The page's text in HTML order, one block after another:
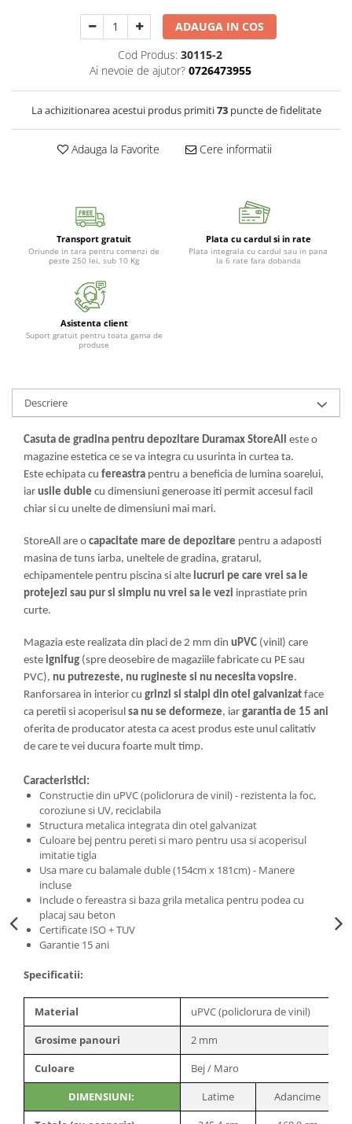
Accesorii minipiscine
Intretinere minipiscine
Gratare carbune
Gratare gaz
Afumatoare
Accesorii
Curatare si intretinere
Ustensile
Huse
Plite, grile si tavi
UNELTE GRADINA
Unelte de sapat
Cazmale
Burghie
Scule de mana mari
Greble
Sapaligi
Scule de mana mici
Plantatoare
Sapaligi mici
Cazmale mici
Foarfece
Universale
Ramuri groase
Gazon si iarba
Telescopice
Accesorii foarfece
Topoare si fierastraie
Topoare
Fierastraie
Cosoare
Accesorii topoare si fierastraie
Iarba si gazon
Masini de tuns iarba
Accesorii si piese unelte gradina
Protectie
Piese schimb unelte gradina
Accesorii unelte gradina
Pentru copii
Leagane
Tobogane
Trambuline
Mobila gradina
Seturi mobilier gradina
Mese gradina
ADAUGA IN COS
Cod Produs: 30115-2
Ai nevoie de ajutor? 0726473955
La achizitionarea acestui produs primiti73puncte de fidelitate
Adauga la Favorite Cere informatii
Transport gratuit
Oriunde in tara pentru comenzi de
peste 250 lei, sub 10 Kg
Plata cu cardul si in rate
Plata integrala cu cardul sau in pana
la 6 rate fara dobanda
Asistenta client
Suport gratuit pentru toata gama de
produse
Descriere
Casuta de gradina pentru depozitare Duramax StoreAll este o
magazine estetica ce se va integra cu usurinta in curtea ta.
Este echipata cu fereastra pentru a beneficia de lumina soarelui,
iar usile duble cu dimensiuni generoase iti permit accesul facil
chiar si cu unelte de dimensiuni mai mari.
StoreAll are o capacitate mare de depozitare pentru a adaposti
masina de tuns iarba, uneltele de gradina, gratarul,
echipamentele pentru piscina si alte lucruri pe care vrei sa le
protejezi sau pur si simplu nu vrei sa le vezi inprastiate prin
curte.
Magazia este realizata din placi de 2 mm din uPVC (vinil) care
este ignifug (spre deosebire de magaziile fabricate cu PE sau
PVC), nu putrezeste, nu rugineste si nu necesita vopsire.
Ranforsarea in interior cu grinzi si stalpi din otel galvanizat face
ca peretii si acoperisul sa nu se deformeze, iar garantia de 15 ani
oferita de producator atesta ca acest produs este unul calitativ
de care te vei ducura foarte mult timp.
Caracteristici:
Constructie din uPVC (policlorura de vinil) - rezistenta la foc,
coroziune si UV, reciclabila
Structura metalica integrata din otel galvanizat
Culoare bej pentru pereti si maro pentru usa si acoperisul
imitatie tigla
Usa mare cu balamale duble (154cm x 181cm) - Manere
incluse
Include o fereastra si baza grila metalica pentru podea cu
placaj sau beton
Certificate ISO + TUV
Garantie 15 ani
Specificatii:
Material
uPVC (policlorura de vinil)
Grosime panouri
2 mm
Culoare
Bej / Maro
DIMENSIUNI:
Latime
Adancime